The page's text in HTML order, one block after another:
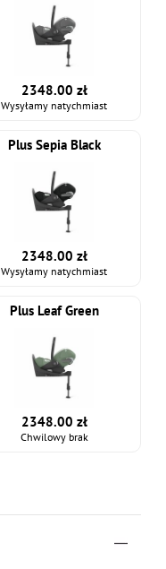
2348.00 zł
Wysyłamy natychmiast
Plus Sepia Black
2348.00 zł
Wysyłamy natychmiast
Plus Leaf Green
2348.00 zł
Chwilowy brak